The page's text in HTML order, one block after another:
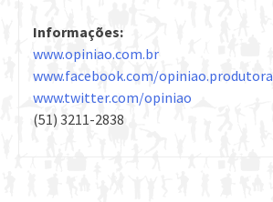
Informações:
www.opiniao.com.br
www.facebook.com/opiniao.produtora
www.twitter.com/opiniao
(51) 3211-2838